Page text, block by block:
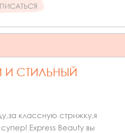
СТИЛЬНЫЙ
классную стрижку,я
Express Beauty вы